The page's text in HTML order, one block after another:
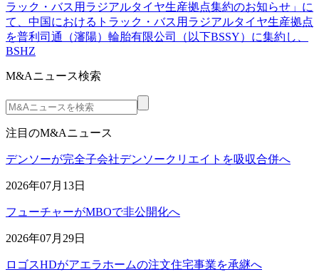
ラック・バス用ラジアルタイヤ生産拠点集約のお知らせ」に
て、中国におけるトラック・バス用ラジアルタイヤ生産拠点
を普利司通（瀋陽）輪胎有限公司（以下BSSY）に集約し、
BSHZ
M&Aニュース検索
注目のM&Aニュース
デンソーが完全子会社デンソークリエイトを吸収合併へ
2026年07月13日
フューチャーがMBOで非公開化へ
2026年07月29日
ロゴスHDがアエラホームの注文住宅事業を承継へ